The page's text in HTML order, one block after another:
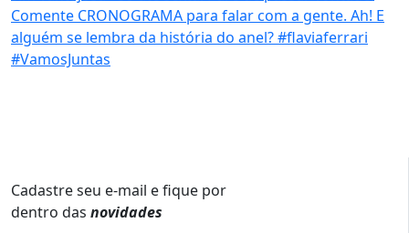
Cadastre seu e-mail e fique por
dentro das novidades